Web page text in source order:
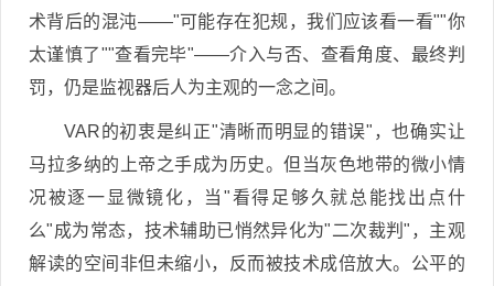
术背后的混沌——"可能存在犯规，我们应该看一看""你
太谨慎了""查看完毕"——介入与否、查看角度、最终判
罚，仍是监视器后人为主观的一念之间。
VAR的初衷是纠正"清晰而明显的错误"，也确实让
马拉多纳的上帝之手成为历史。但当灰色地带的微小情
况被逐一显微镜化，当"看得足够久就总能找出点什
么"成为常态，技术辅助已悄然异化为"二次裁判"，主观
解读的空间非但未缩小，反而被技术成倍放大。公平的